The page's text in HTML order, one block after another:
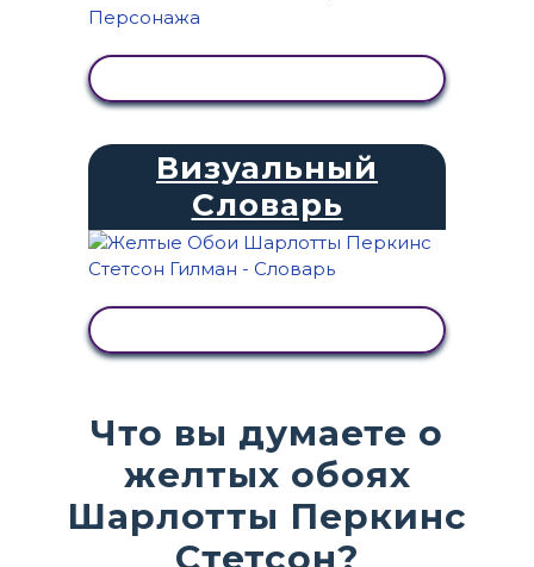
Визуальный
Словарь
Что вы думаете о
желтых обоях
Шарлотты Перкинс
Стетсон?